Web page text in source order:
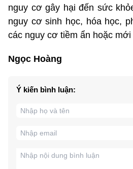
nguy cơ gây hại đến sức
nguy cơ sinh học, hóa học,
các nguy cơ tiềm ẩn hoặc mới
Ngọc Hoàng
Ý kiến bình luận: